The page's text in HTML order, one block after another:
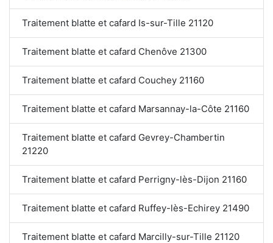
Traitement blatte et cafard Is-sur-Tille 21120
Traitement blatte et cafard Chenôve 21300
Traitement blatte et cafard Couchey 21160
Traitement blatte et cafard Marsannay-la-Côte 21160
Traitement blatte et cafard Gevrey-Chambertin
21220
Traitement blatte et cafard Perrigny-lès-Dijon 21160
Traitement blatte et cafard Ruffey-lès-Echirey 21490
Traitement blatte et cafard Marcilly-sur-Tille 21120